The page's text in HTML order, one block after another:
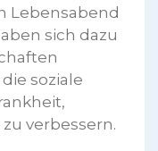
Lebensabend
sich dazu
soziale
verbessern.